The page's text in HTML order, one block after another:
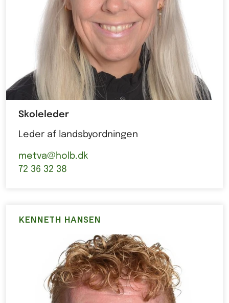
Skoleleder
Leder af landsbyordningen
metva@holb.dk
72 36 32 38
KENNETH HANSEN